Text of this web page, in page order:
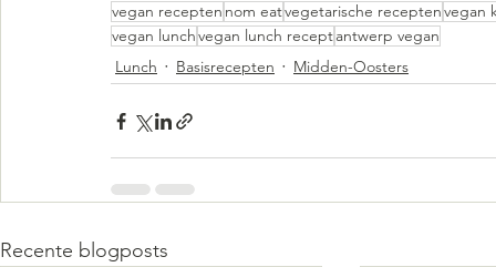
vegan recepten nom eatvegetarische receptenvegan
vegan lunchvegan lunch receptantwerp vegan
Lunch
Basisrecepten Midden-Oosters
Recente blogposts